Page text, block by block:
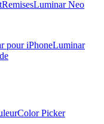
RemisesLuminar Neo
pour iPhoneLuminar
Color Picker